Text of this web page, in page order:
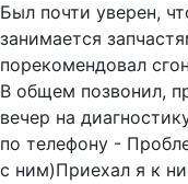
Был почти уверен,
занимается
порекомендовал
В общем позвонил,
вечер на
по телефону -
с ним)Приехал я к